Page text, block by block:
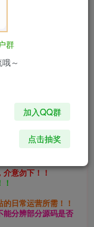
介意勿下！！
日常运营所需！！
能分辨部分源码是否
群
～
加入QQ群
点击抽奖